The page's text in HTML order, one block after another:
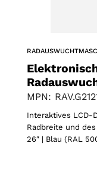
MPN:
Interaktives LCD-
Radbreite und
26″ | Blau (RAL